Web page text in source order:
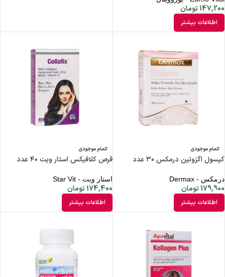
147,200تومان
اطلاعات بیشتر
اتمام موجودی
کپسول اگزوتین درمکس ۳۰ عدد
درمکس - Dermax
179,900تومان
اطلاعات بیشتر
اتمام موجودی
قرص کلافیکس استار ویت ۴۰ عدد
استار ویت - Star Vit
174,400تومان
اطلاعات بیشتر